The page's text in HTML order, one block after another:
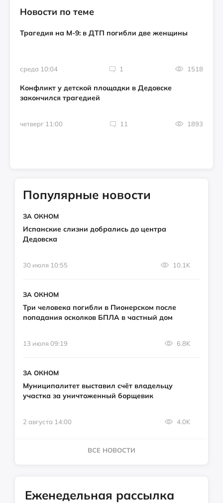
Новости по теме
Трагедия на М-9: в ДТП погибли две женщины
среда 10:04 1 1518
Конфликт у детской площадки в Дедовске
закончился трагедией
четверг 11:00 11 1893
Популярные новости
ЗА ОКНОМ
Испанские слизни добрались до центра
Дедовска
30 июля 10:55 10.1K
ЗА ОКНОМ
Три человека погибли в Пионерском после
попадания осколков БПЛА в частный дом
13 июля 09:19 6.8K
ЗА ОКНОМ
Муниципалитет выставил счёт владельцу
участка за уничтоженный борщевик
2 августа 14:00 4.0K
ВСЕ НОВОСТИ
Еженедельная рассылка